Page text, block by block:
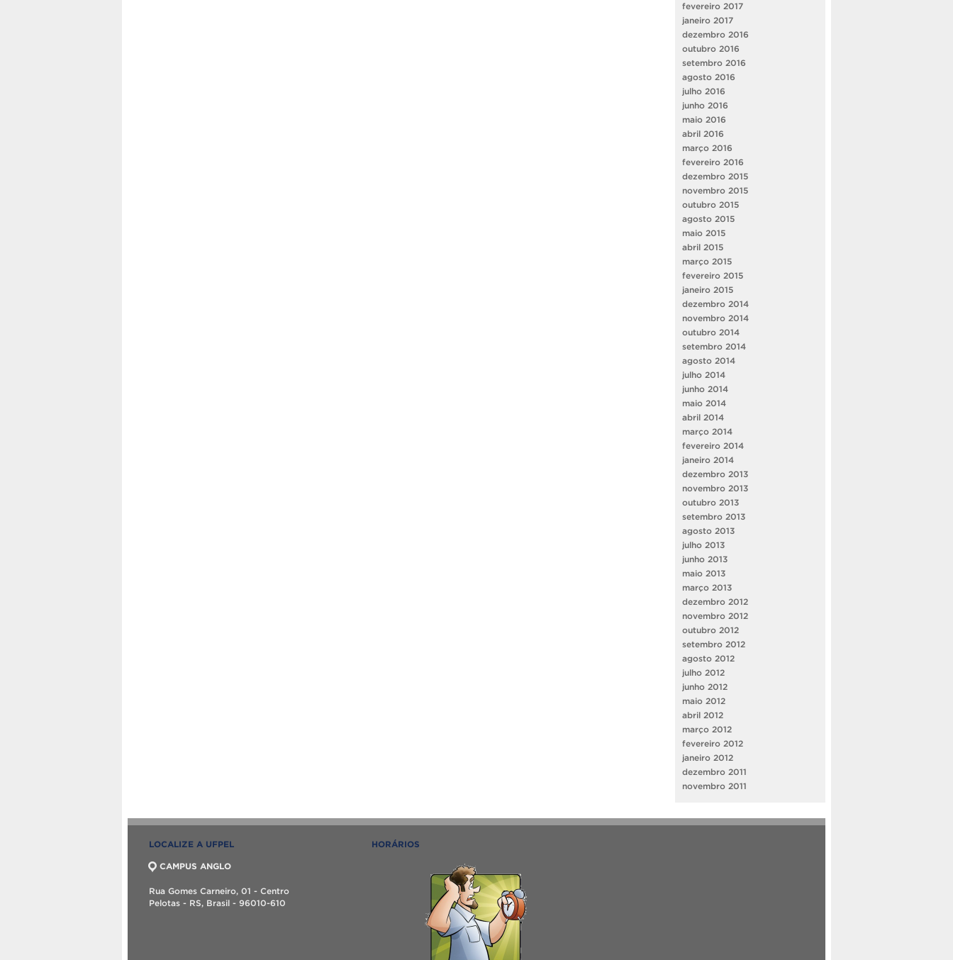
fevereiro 2017
janeiro 2017
dezembro 2016
outubro 2016
setembro 2016
agosto 2016
julho 2016
junho 2016
maio 2016
abril 2016
março 2016
fevereiro 2016
dezembro 2015
novembro 2015
outubro 2015
agosto 2015
maio 2015
abril 2015
março 2015
fevereiro 2015
janeiro 2015
dezembro 2014
novembro 2014
outubro 2014
setembro 2014
agosto 2014
julho 2014
junho 2014
maio 2014
abril 2014
março 2014
fevereiro 2014
janeiro 2014
dezembro 2013
novembro 2013
outubro 2013
setembro 2013
agosto 2013
julho 2013
junho 2013
maio 2013
março 2013
dezembro 2012
novembro 2012
outubro 2012
setembro 2012
agosto 2012
julho 2012
junho 2012
maio 2012
abril 2012
março 2012
fevereiro 2012
janeiro 2012
dezembro 2011
novembro 2011
LOCALIZE A UFPEL
CAMPUS ANGLO
Rua Gomes Carneiro, 01 - Centro
Pelotas - RS, Brasil - 96010-610
HORÁRIOS